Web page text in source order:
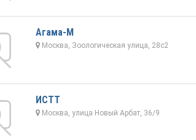
Агама-М
Москва, Зоологическая улица, 28с2
ИСТТ
Москва, улица Новый Арбат, 36/9